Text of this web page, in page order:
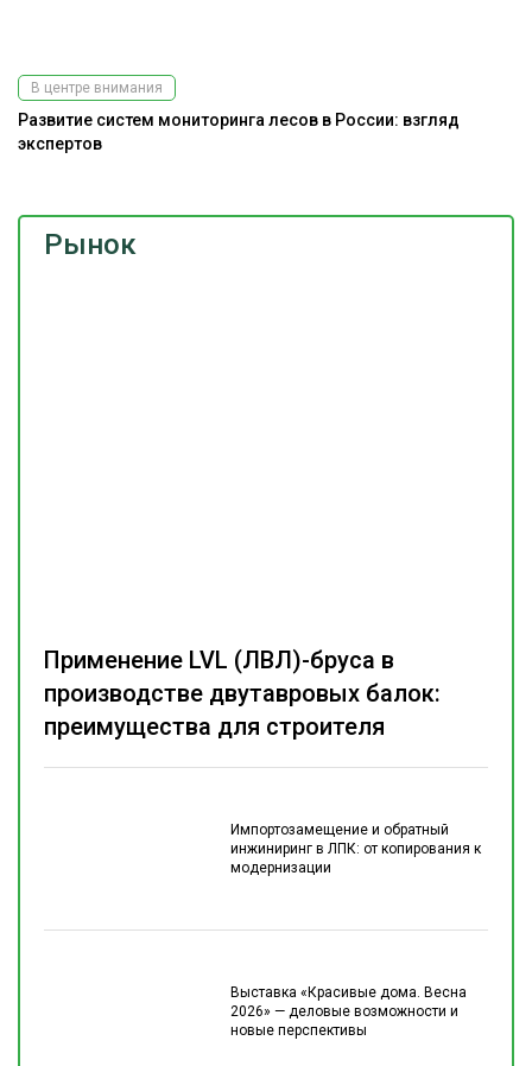
Рынок
Импортозамещение и обратный
инжиниринг в ЛПК: от копирования к
модернизации
Выставка «Красивые дома. Весна
2026» — деловые возможности и
новые перспективы
Применение LVL (ЛВЛ)-бруса в
производстве двутавровых балок:
преимущества для строителя
В центре внимания
Развитие систем мониторинга лесов в России: взгляд
экспертов